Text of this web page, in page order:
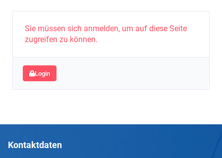
Sie müssen sich anmelden, um auf diese Seite
zugreifen zu können.
Login
Kontaktdaten